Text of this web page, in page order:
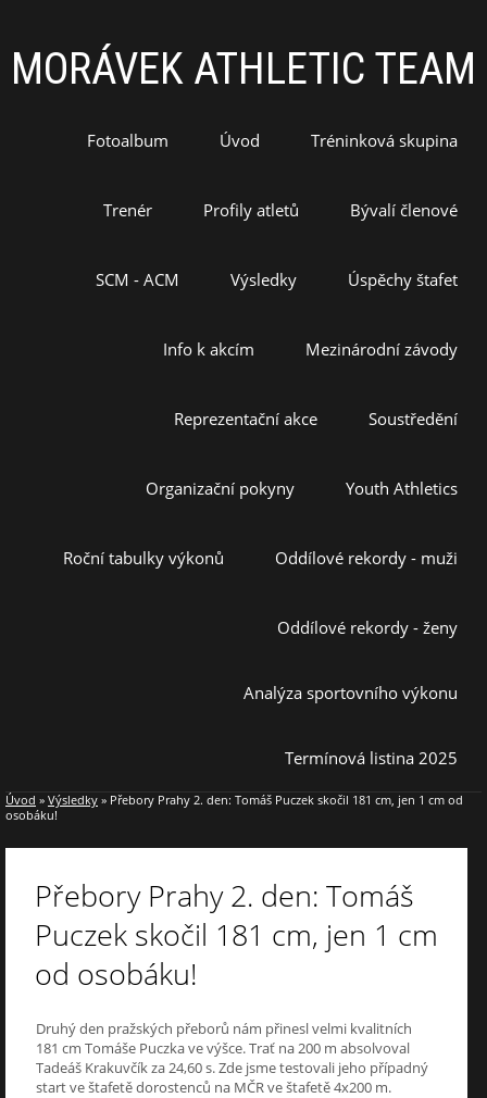
MORÁVEK ATHLETIC TEAM
Fotoalbum Úvod Tréninková skupina
Trenér Profily atletů Bývalí členové
SCM - ACM Výsledky Úspěchy štafet
Info k akcím Mezinárodní závody
Reprezentační akce Soustředění
Organizační pokyny Youth Athletics
Roční tabulky výkonů Oddílové rekordy - muži
Oddílové rekordy - ženy
Analýza sportovního výkonu
Termínová listina 2025
Úvod » Výsledky » Přebory Prahy 2. den: Tomáš Puczek skočil 181 cm, jen 1 cm od
osobáku!
Přebory Prahy 2. den: Tomáš
Puczek skočil 181 cm, jen 1 cm
od osobáku!
Druhý den pražských přeborů nám přinesl velmi kvalitních
181 cm Tomáše Puczka ve výšce. Trať na 200 m absolvoval
Tadeáš Krakuvčík za 24,60 s. Zde jsme testovali jeho případný
start ve štafetě dorostenců na MČR ve štafetě 4x200 m.